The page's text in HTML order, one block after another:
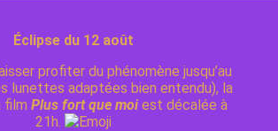
vont cheminer un temps
qui est en train de lui
et enceinte qui est
Éclipse du 12 août
profiter du phénomène jusqu’au
lunettes adaptées bien entendu), la
film Plus fort que moi est décalée à
21h.